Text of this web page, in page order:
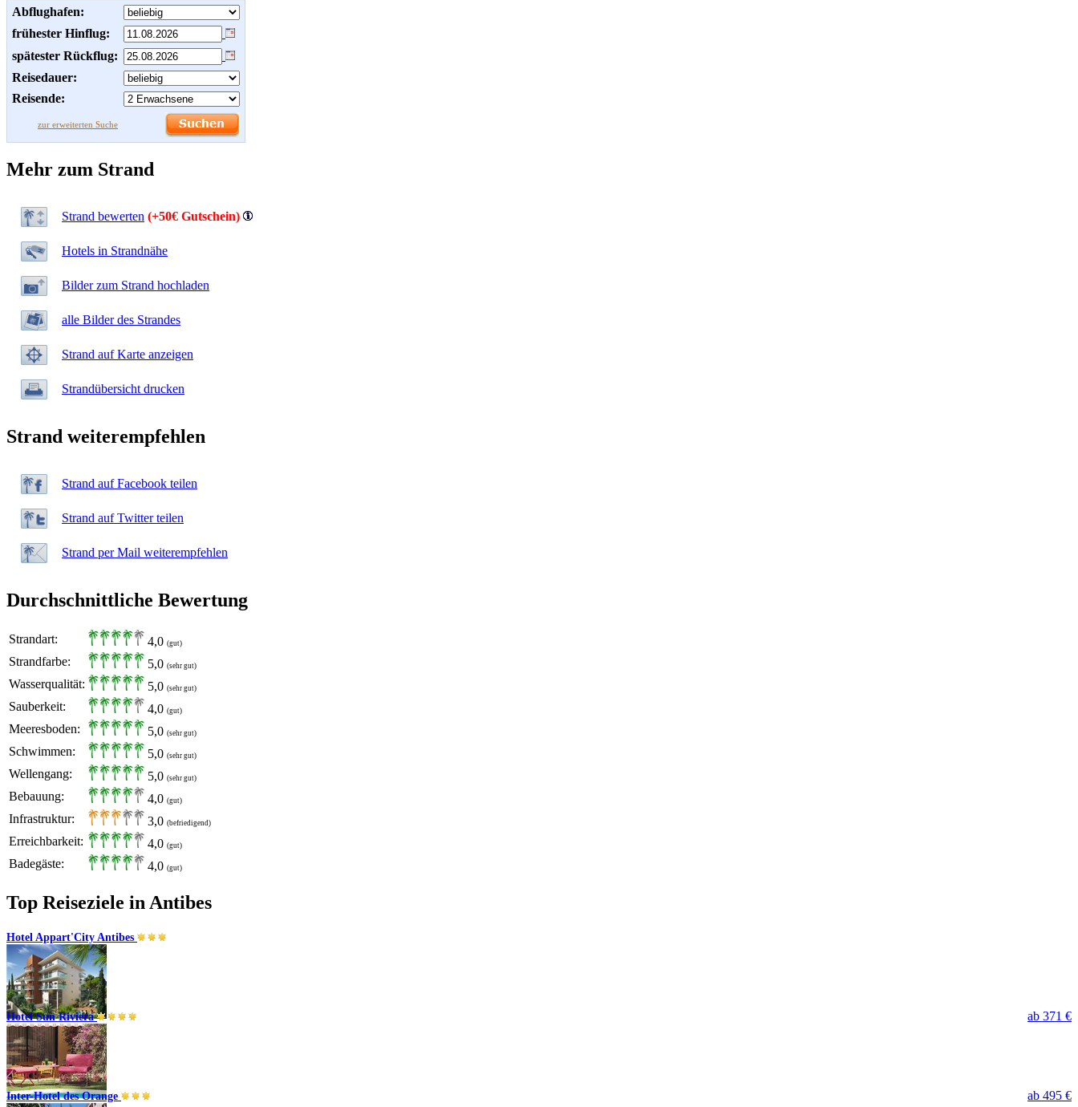
Abflughafen:
frühester Hinflug:
spätester Rückflug:
Reisedauer:
Reisende:
zur erweiterten Suche
Mehr zum Strand
Strand bewerten (+50€ Gutschein)
Hotels in Strandnähe
Bilder zum Strand hochladen
alle Bilder des Strandes
Strand auf Karte anzeigen
Strandübersicht drucken
Strand weiterempfehlen
Strand auf Facebook teilen
Strand auf Twitter teilen
Strand per Mail weiterempfehlen
Durchschnittliche Bewertung
Strandart: 4,0 (gut)
Strandfarbe: 5,0 (sehr gut)
Wasserqualität: 5,0 (sehr gut)
Sauberkeit: 4,0 (gut)
Meeresboden: 5,0 (sehr gut)
Schwimmen: 5,0 (sehr gut)
Wellengang: 5,0 (sehr gut)
Bebauung: 4,0 (gut)
Infrastruktur: 3,0 (befriedigend)
Erreichbarkeit: 4,0 (gut)
Badegäste: 4,0 (gut)
Top Reiseziele in Antibes
Hotel Appart'City Antibes
Antibes
Übernachtung
ab 371 €
Hotel Sun Riviera
ab 495 €
Inter-Hotel des Orange